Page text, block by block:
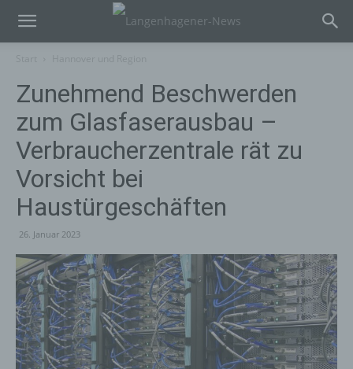
Zunehmend Beschwerden
zum Glasfaserausbau –
Verbraucherzentrale rät zu
Vorsicht bei
Haustürgeschäften
26. Januar 2023